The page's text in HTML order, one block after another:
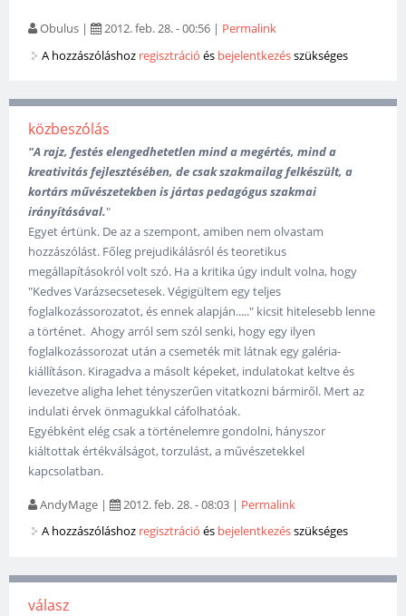
Obulus | 2012. feb. 28. - 00:56 | Permalink
A hozzászóláshoz regisztráció és bejelentkezésszükséges
közbeszólás
"A rajz, festés elengedhetetlen mind a megértés, mind a
kreativitás fejlesztésében, de csak szakmailag felkészült, a
kortárs művészetekben is jártas pedagógus szakmai
irányításával."
Egyet értünk. De az a szempont, amiben nem olvastam
hozzászólást. Főleg prejudikálásról és teoretikus
megállapításokról volt szó. Ha a kritika úgy indult volna, hogy
"Kedves Varázsecsetesek. Végigültem egy teljes
foglalkozássorozatot, és ennek alapján....." kicsit hitelesebb lenne
a történet. Ahogy arról sem szól senki, hogy egy ilyen
foglalkozássorozat után a csemeték mit látnak egy galéria-
kiállításon. Kiragadva a másolt képeket, indulatokat keltve és
levezetve aligha lehet tényszerűen vitatkozni bármiről. Mert az
indulati érvek önmagukkal cáfolhatóak.
Egyébként elég csak a történelemre gondolni, hányszor
kiáltottak értékválságot, torzulást, a művészetekkel
kapcsolatban.
AndyMage | 2012. feb. 28. - 08:03 | Permalink
A hozzászóláshoz regisztráció és bejelentkezésszükséges
válasz